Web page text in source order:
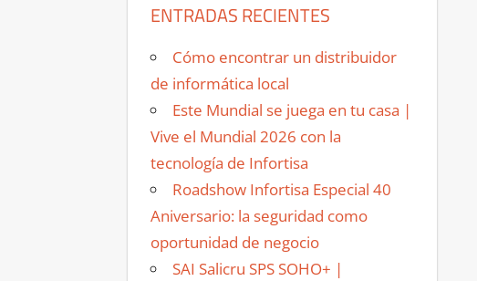
ENTRADAS RECIENTES
Cómo encontrar un distribuidor
de informática local
Este Mundial se juega en tu casa |
Vive el Mundial 2026 con la
tecnología de Infortisa
Roadshow Infortisa Especial 40
Aniversario: la seguridad como
oportunidad de negocio
SAI Salicru SPS SOHO+ |